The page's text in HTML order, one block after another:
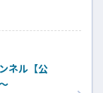
お客様からは
設やフィット
ただきました。
ネル【公